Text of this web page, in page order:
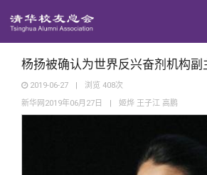
地区联络
年级联络
院系校友工作
回馈母校
捐赠项目
捐赠新闻
媒体平台
《清华校友通讯》
杨扬被确认为世界反兴奋剂机构副
2019-06-27 | 浏览 408次
新华网2019年06月27日
| 姬烨 王子江 高鹏